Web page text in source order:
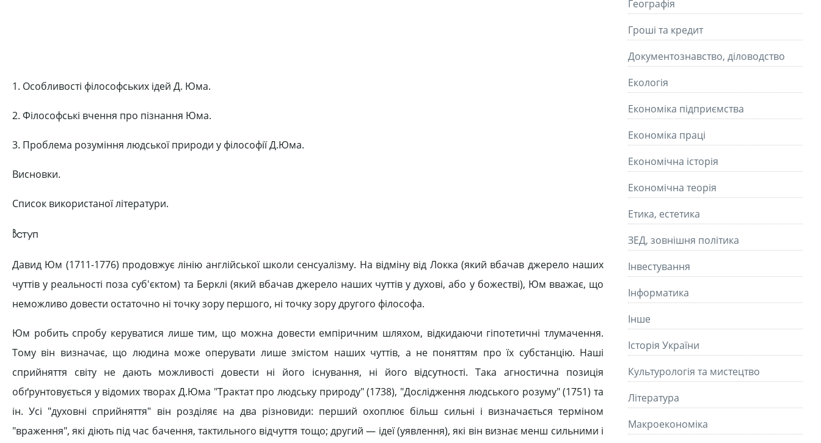
1. Особливості філософських ідей Д. Юма.
2. Філософські вчення про пізнання Юма.
3. Проблема розуміння людської природи у філософії Д.Юма.
Висновки.
Список використаної літератури.
Вступ
Давид Юм (1711-1776) продовжує лінію англійської школи сенсуалізму. На відміну від Локка (який вбачав джерело наших
чуттів у реальності поза суб'єктом) та Берклі (який вбачав джерело наших чуттів у духові, або у божестві), Юм вважає, що
неможливо довести остаточно ні точку зору першого, ні точку зору другого філософа.
Юм робить спробу керуватися лише тим, що можна довести емпіричним шляхом, відкидаючи гіпотетичні тлумачення.
Тому він визначає, що людина може оперувати лише змістом наших чуттів, а не поняттям про їх субстанцію. Наші
сприйняття світу не дають можливості довести ні його існування, ні його відсутності. Така агностична позиція
обґрунтовується у відомих творах Д.Юма "Трактат про людську природу" (1738), "Дослідження людського розуму" (1751) та
ін. Усі "духовні сприйняття" він розділяє на два різновиди: перший охоплює більш сильні і визначається терміном
"враження", які діють під час бачення, тактильного відчуття тощо; другий — ідеї (уявлення), які він визнає менш сильними і
Географія
Гроші та кредит
Документознавство, діловодство
Екологія
Економіка підприємства
Економіка праці
Економічна історія
Економічна теорія
Етика, естетика
ЗЕД, зовнішня політика
Інвестування
Інформатика
Інше
Історія України
Культурологія та мистецтво
Літературa
Макроекономіка